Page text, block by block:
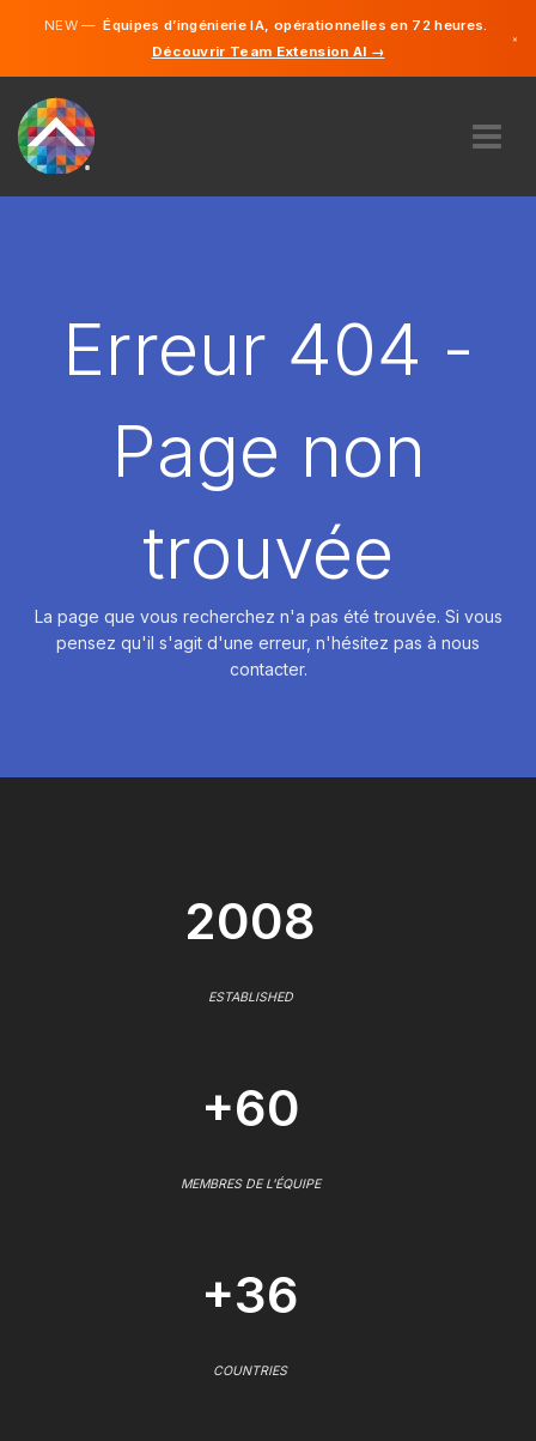
NEW —Équipes d’ingénierie IA, opérationnelles en 72 heures.
Découvrir Team Extension AI →
×
DÉMARRER
Erreur 404 -
Page non
trouvée
La page que vous recherchez n'a pas été trouvée. Si vous
pensez qu'il s'agit d'une erreur, n'hésitez pas à nous
contacter.
2008
ESTABLISHED
+60
MEMBRES DE L'ÉQUIPE
+36
COUNTRIES